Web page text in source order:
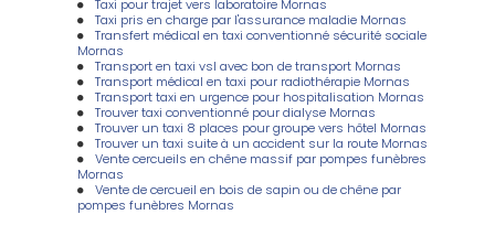
Taxi pour trajet vers laboratoire Mornas
Taxi pris en charge par l'assurance maladie Mornas
Transfert médical en taxi conventionné sécurité sociale
Mornas
Transport en taxi vsl avec bon de transport Mornas
Transport médical en taxi pour radiothérapie Mornas
Transport taxi en urgence pour hospitalisation Mornas
Trouver taxi conventionné pour dialyse Mornas
Trouver un taxi 8 places pour groupe vers hôtel Mornas
Trouver un taxi suite à un accident sur la route Mornas
Vente cercueils en chêne massif par pompes funèbres
Mornas
Vente de cercueil en bois de sapin ou de chêne par
pompes funèbres Mornas